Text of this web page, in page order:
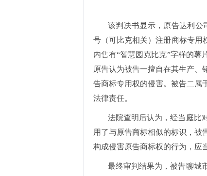
该判决书显示，原告达利公
号（可比克相关）注册商标专用
内售有“智慧园克比克”字样的薯
原告认为被告一擅自在其生产、
告商标专用权的侵害。被告二属
法律责任。
法院查明后认为，经当庭比
用了与原告商标相似的标识，被
构成侵害原告商标权的行为，应
最终审判结果为，被告聊城